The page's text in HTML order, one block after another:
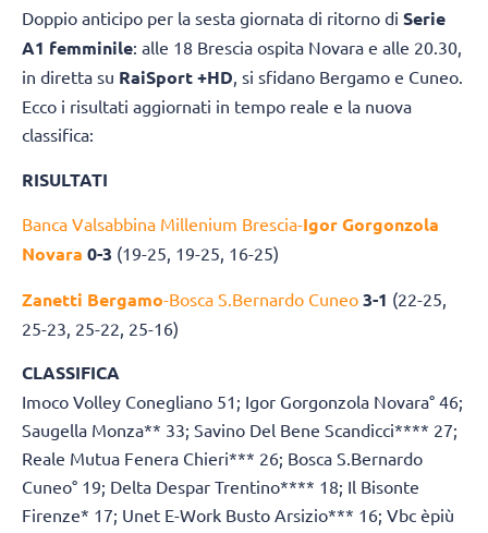
Doppio anticipo per la sesta giornata di ritorno di Serie
A1 femminile: alle 18 Brescia ospita Novara e alle 20.30,
in diretta su RaiSport +HD, si sfidano Bergamo e Cuneo.
Ecco i risultati aggiornati in tempo reale e la nuova
classifica:
RISULTATI
Banca Valsabbina Millenium Brescia-Igor Gorgonzola
Novara 0-3 (19-25, 19-25, 16-25)
Zanetti Bergamo-Bosca S.Bernardo Cuneo 3-1 (22-25,
25-23, 25-22, 25-16)
CLASSIFICA
Imoco Volley Conegliano 51; Igor Gorgonzola Novara° 46;
Saugella Monza** 33; Savino Del Bene Scandicci**** 27;
Reale Mutua Fenera Chieri*** 26; Bosca S.Bernardo
Cuneo° 19; Delta Despar Trentino**** 18; Il Bisonte
Firenze* 17; Unet E-Work Busto Arsizio*** 16; Vbc èpiù